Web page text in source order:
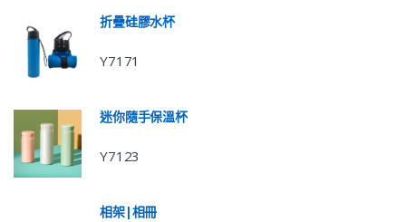
折疊硅膠水杯
Y7171
迷你隨手保溫杯
Y7123
相架|相冊